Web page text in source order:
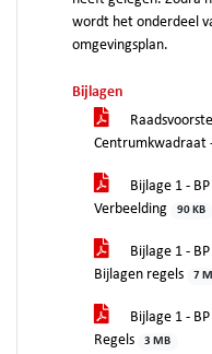
wordt het onderdeel
omgevingsplan.
Bijlagen
Centrumkwadraat
Bijlage 1 -
Verbeelding
90 KB
Bijlage 1 -
Bijlagen regels
7
Bijlage 1 -
Regels
3 MB